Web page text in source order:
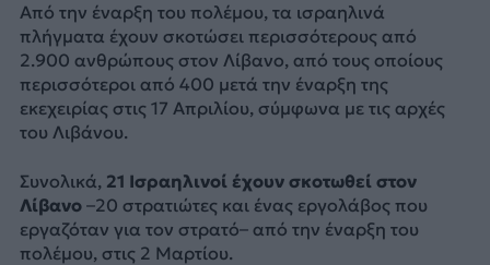
Από την έναρξη του πολέμου, τα ισραηλινά
πλήγματα έχουν σκοτώσει περισσότερους από
2.900 ανθρώπους στον Λίβανο, από τους οποίους
περισσότεροι από 400 μετά την έναρξη της
εκεχειρίας στις 17 Απριλίου, σύμφωνα με τις αρχές
του Λιβάνου.
Συνολικά, 21 Ισραηλινοί έχουν σκοτωθεί στον
Λίβανο–20 στρατιώτες και ένας εργολάβος που
εργαζόταν για τον στρατό– από την έναρξη του
πολέμου, στις 2 Μαρτίου.